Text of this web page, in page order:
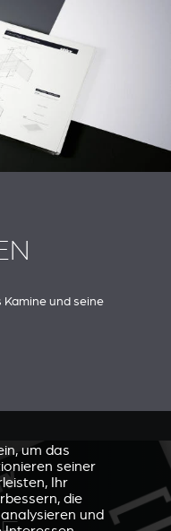
und seine
um das
seiner
Ihr
die
und